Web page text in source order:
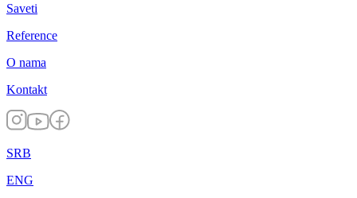
Saveti
Reference
O nama
Kontakt
SRB
ENG